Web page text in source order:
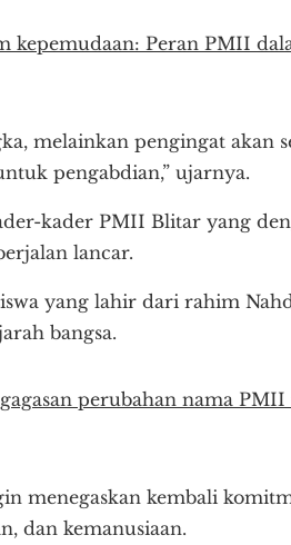
kepemudaan: Peran PMII
melainkan pengingat akan
pengabdian,” ujarnya.
kader PMII Blitar yang
lancar.
yang lahir dari rahim
bangsa.
perubahan nama
menegaskan kembali
dan kemanusiaan.